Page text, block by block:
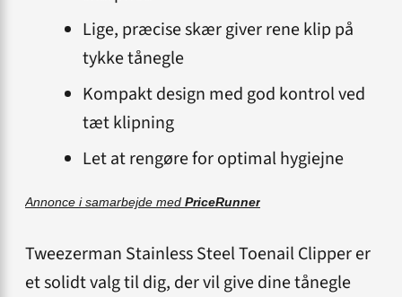
Lige, præcise skær giver rene klip på
tykke tånegle
Kompakt design med god kontrol ved
tæt klipning
Let at rengøre for optimal hygiejne
Annonce i samarbejde med PriceRunner
Tweezerman Stainless Steel Toenail Clipper er
et solidt valg til dig, der vil give dine tånegle